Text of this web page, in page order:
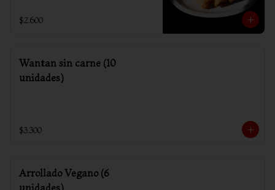
$2.600
Wantan sin carne (10
unidades)
$3.300
Arrollado Vegano (6
unidades)